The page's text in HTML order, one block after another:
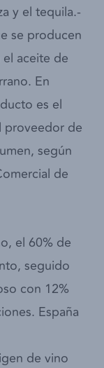
y el tequila.­
se producen
aceite de
En
es el
proveedor de
según
de
el 60% de
seguido
con 12%
España
de vino